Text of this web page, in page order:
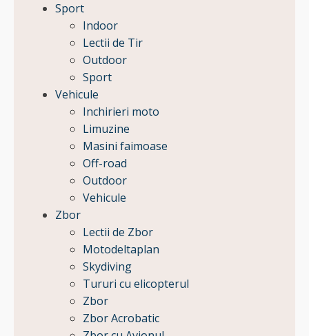
Sport
Indoor
Lectii de Tir
Outdoor
Sport
Vehicule
Inchirieri moto
Limuzine
Masini faimoase
Off-road
Outdoor
Vehicule
Zbor
Lectii de Zbor
Motodeltaplan
Skydiving
Tururi cu elicopterul
Zbor
Zbor Acrobatic